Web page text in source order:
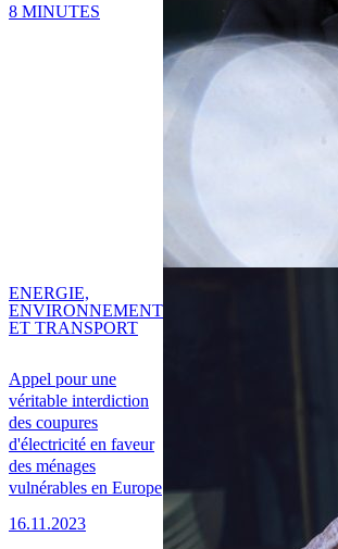
8 MINUTES
Appel pour une
véritable interdiction
des coupures
d'électricité en faveur
des ménages
vulnérables en Europe
16.11.2023
ENERGIE,
ENVIRONNEMENT
ET TRANSPORT